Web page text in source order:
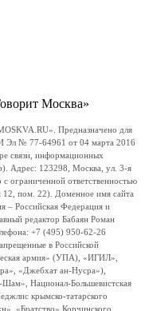
Москва»
Предназначено для
Эл № 77-64961 от 04 марта 2016
связи, информационных
Адрес: 123298, Москва, ул. 3-я
ограниченной ответственностью
пом. 22). Доменное имя сайта
– Российская Федерация и
редактор Бабаян Роман
+7 (495) 950-62-26
в Российской
армия» (УПА), «ИГИЛ»,
«Джебхат ан-Нусра»),
Национал-Большевистская
крымско-татарского
«Братство» Корчинского,